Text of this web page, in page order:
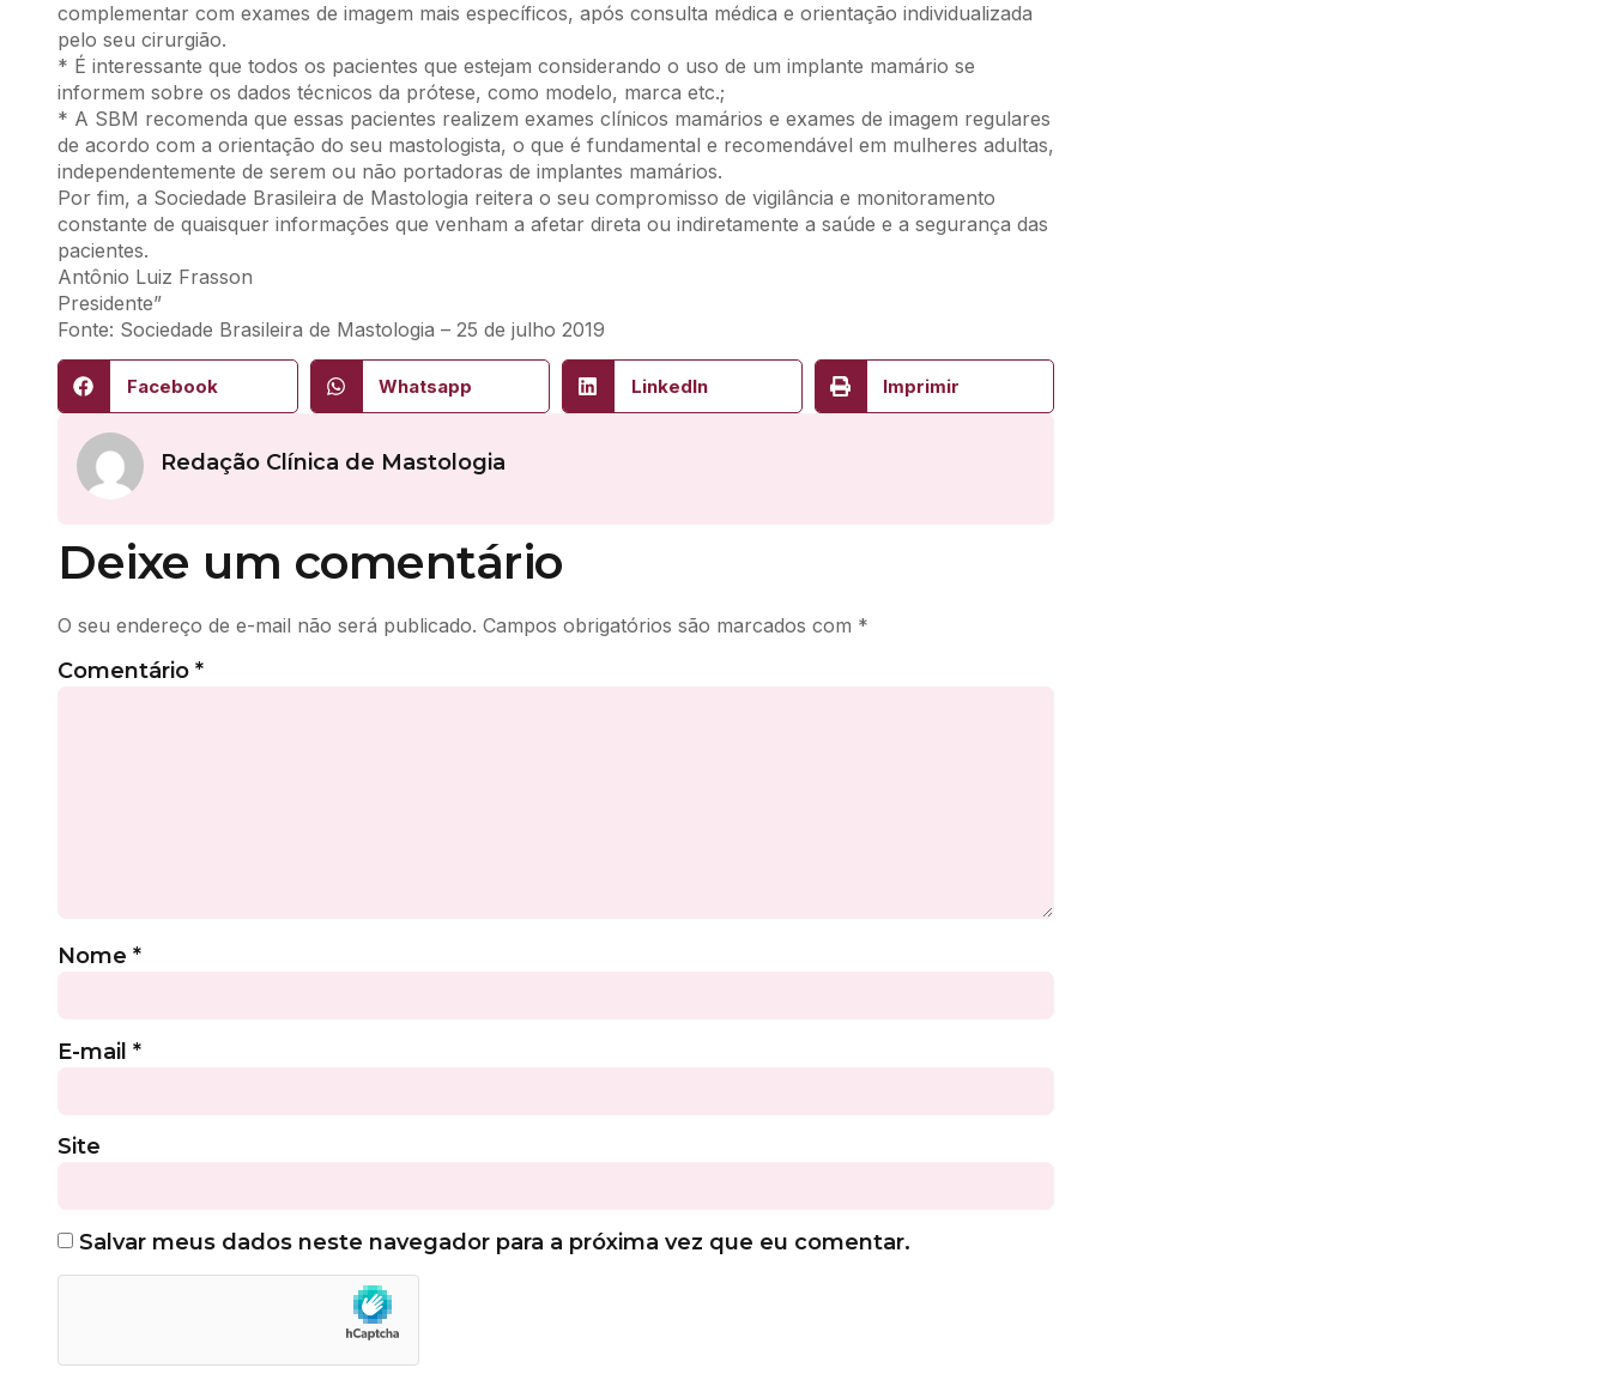
complementar com exames de imagem mais específicos, após consulta médica e orientação individualizada
pelo seu cirurgião.
* É interessante que todos os pacientes que estejam considerando o uso de um implante mamário se
informem sobre os dados técnicos da prótese, como modelo, marca etc.;
* A SBM recomenda que essas pacientes realizem exames clínicos mamários e exames de imagem regulares
de acordo com a orientação do seu mastologista, o que é fundamental e recomendável em mulheres adultas,
independentemente de serem ou não portadoras de implantes mamários.
Por fim, a Sociedade Brasileira de Mastologia reitera o seu compromisso de vigilância e monitoramento
constante de quaisquer informações que venham a afetar direta ou indiretamente a saúde e a segurança das
pacientes.
Antônio Luiz Frasson
Presidente”
Fonte: Sociedade Brasileira de Mastologia – 25 de julho 2019
Facebook Whatsapp LinkedIn Imprimir
Redação Clínica de Mastologia
Deixe um comentário
O seu endereço de e-mail não será publicado. Campos obrigatórios são marcados com *
Comentário *
Nome *
E-mail *
Site
Salvar meus dados neste navegador para a próxima vez que eu comentar.